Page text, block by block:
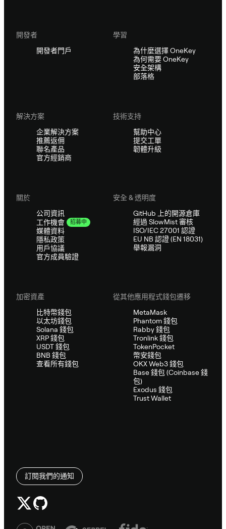
開發者
開發者門戶
學習
為什麼選擇 OneKey
為何需要 OneKey
安全架構
部落格
解決方案
企業解決方案
推薦返佣
聯名產品
官方經銷商
技術支持
幫助中心
提交工單
韌體升級
關於
公司資訊
工作機會
招募中
媒體資料
隱私政策
用戶協議
官方成員驗證
安全 & 透明度
GitHub 上的開源倉庫
經過 SlowMist 審核
ISO/IEC 27001 認證
EU NB 認證 (EN 18031)
舉報漏洞
加密資產
比特幣錢包
以太坊錢包
Solana 錢包
XRP 錢包
USDT 錢包
BNB 錢包
查看所有錢包
從其他應用程式錢包遷移
MetaMask
Phantom 錢包
Rabby 錢包
Tronlink 錢包
TokenPocket
幣安錢包
OKX Web3 錢包
Base 錢包 (Coinbase 錢
包)
Exodus 錢包
Trust Wallet
訂閱我們的通知